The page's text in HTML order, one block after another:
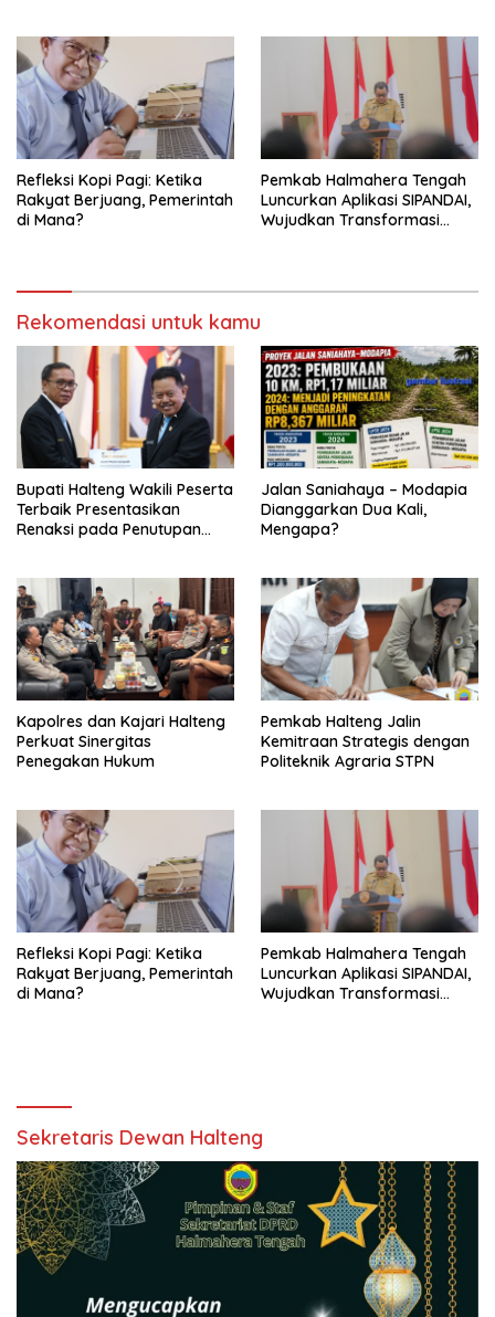
Refleksi Kopi Pagi: Ketika
Rakyat Berjuang, Pemerintah
di Mana?
Pemkab Halmahera Tengah
Luncurkan Aplikasi SIPANDAI,
Wujudkan Transformasi
Rekomendasi untuk kamu
Bupati Halteng Wakili Peserta
Terbaik Presentasikan
Renaksi pada Penutupan
Jalan Saniahaya – Modapia
Dianggarkan Dua Kali,
Mengapa?
Kapolres dan Kajari Halteng
Perkuat Sinergitas
Penegakan Hukum
Pemkab Halteng Jalin
Kemitraan Strategis dengan
Politeknik Agraria STPN
Refleksi Kopi Pagi: Ketika
Rakyat Berjuang, Pemerintah
di Mana?
Pemkab Halmahera Tengah
Luncurkan Aplikasi SIPANDAI,
Wujudkan Transformasi
Sekretaris Dewan Halteng